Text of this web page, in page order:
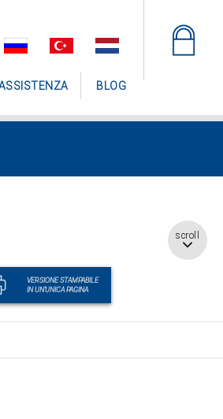
scroll
BLOG
VERSIONE STAMPABILE
IN UN'UNICA PAGINA